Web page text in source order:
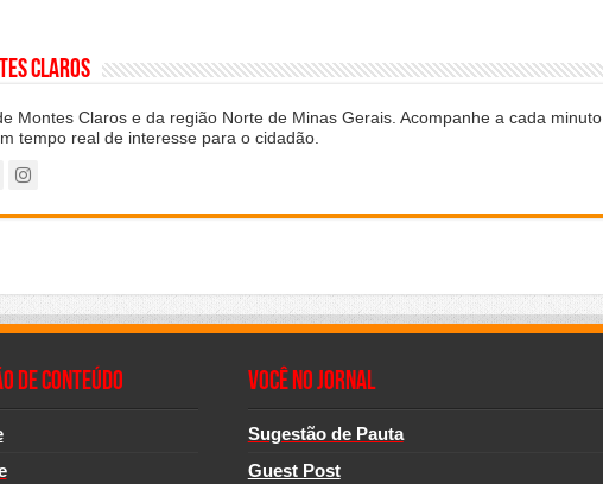
Claros
Montes Claros e da região Norte de Minas Gerais. Acompanhe a cada minuto
tempo real de interesse para o cidadão.
de Conteúdo Você no Jornal
Sugestão de Pauta
Guest Post